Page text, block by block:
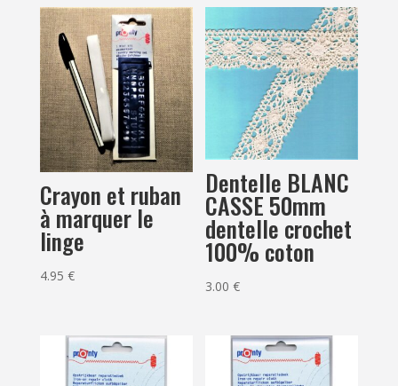
Crayon et ruban
à marquer le
linge
4.95 €
Dentelle BLANC
CASSE 50mm
dentelle crochet
100% coton
3.00€